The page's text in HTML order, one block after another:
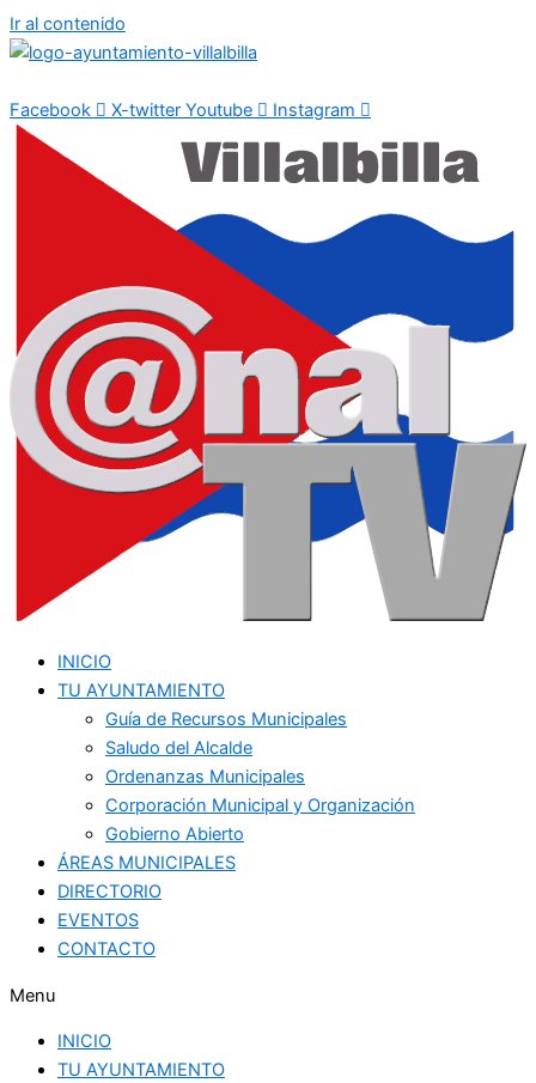
Ir al contenido
Facebook X-twitter Youtube Instagram
INICIO
TU AYUNTAMIENTO
Guía de Recursos Municipales
Saludo del Alcalde
Ordenanzas Municipales
Corporación Municipal y Organización
Gobierno Abierto
ÁREAS MUNICIPALES
DIRECTORIO
EVENTOS
CONTACTO
Menu
INICIO
TU AYUNTAMIENTO